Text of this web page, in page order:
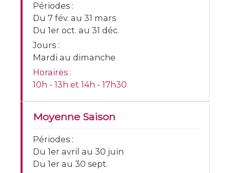
Périodes :
Du 7 fév. au 31 mars
Du 1er oct. au 31 déc.
Jours :
Mardi au dimanche
Horaires :
10h - 13h et 14h - 17h30
Moyenne Saison
Périodes :
Du 1er avril au 30 juin
Du 1er au 30 sept.